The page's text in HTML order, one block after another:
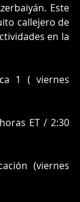
Este
callejero de
en la
1 ( viernes
ET / 2:30
(viernes